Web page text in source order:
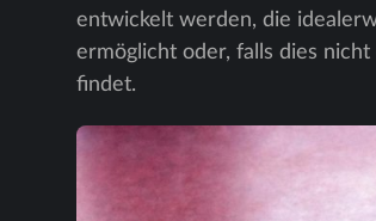
entwickelt werden, die
ermöglicht oder, falls dies
findet.